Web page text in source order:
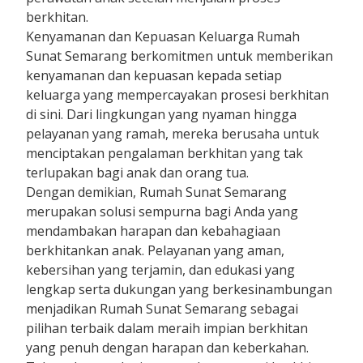
berkhitan.
Kenyamanan dan Kepuasan Keluarga Rumah
Sunat Semarang berkomitmen untuk memberikan
kenyamanan dan kepuasan kepada setiap
keluarga yang mempercayakan prosesi berkhitan
di sini. Dari lingkungan yang nyaman hingga
pelayanan yang ramah, mereka berusaha untuk
menciptakan pengalaman berkhitan yang tak
terlupakan bagi anak dan orang tua.
Dengan demikian, Rumah Sunat Semarang
merupakan solusi sempurna bagi Anda yang
mendambakan harapan dan kebahagiaan
berkhitankan anak. Pelayanan yang aman,
kebersihan yang terjamin, dan edukasi yang
lengkap serta dukungan yang berkesinambungan
menjadikan Rumah Sunat Semarang sebagai
pilihan terbaik dalam meraih impian berkhitan
yang penuh dengan harapan dan keberkahan.